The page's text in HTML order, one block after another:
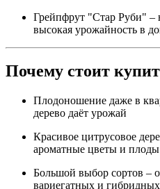
Грейпфрут "Стар Руби" –
высокая урожайность в
Почему стоит
Плодоношение даже в
дерево даёт урожай
Красивое цитрусовое
ароматные цветы и плоды
Большой выбор сортов –
вариегатных и гибридных